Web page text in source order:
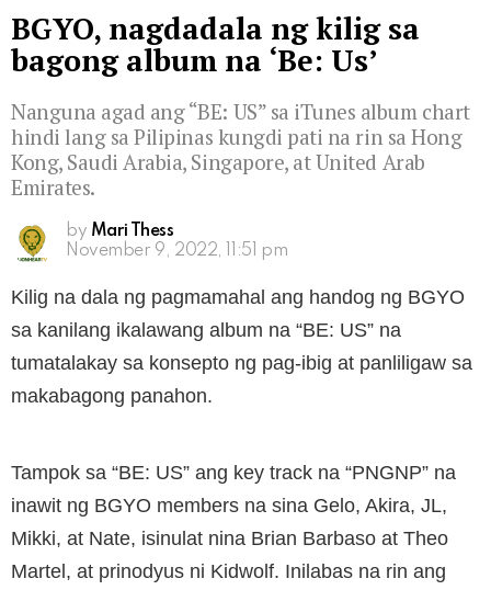
BGYO, nagdadala ng kilig sa
bagong album na ‘Be: Us’
Nanguna agad ang “BE: US” sa iTunes album chart
hindi lang sa Pilipinas kungdi pati na rin sa Hong
Kong, Saudi Arabia, Singapore, at United Arab
Emirates.
by Mari Thess
November 9, 2022, 11:51 pm
Kilig na dala ng pagmamahal ang handog ng BGYO
sa kanilang ikalawang album na “BE: US” na
tumatalakay sa konsepto ng pag-ibig at panliligaw sa
makabagong panahon.
Tampok sa “BE: US” ang key track na “PNGNP” na
inawit ng BGYO members na sina Gelo, Akira, JL,
Mikki, at Nate, isinulat nina Brian Barbaso at Theo
Martel, at prinodyus ni Kidwolf. Inilabas na rin ang